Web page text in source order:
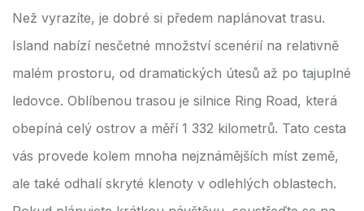
Než vyrazíte, je dobré si předem naplánovat trasu.
Island nabízí nesčetné množství scenérií na relativně
malém prostoru, od dramatických útesů až po tajuplné
ledovce. Oblíbenou trasou je silnice Ring Road, která
obepíná celý ostrov a měří 1 332 kilometrů. Tato cesta
vás provede kolem mnoha nejznámějších míst země,
ale také odhalí skryté klenoty v odlehlých oblastech.